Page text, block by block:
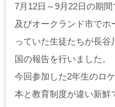
7月12日～9月22日の期
及びオークランド市でホ
っていた生徒たちが長
国の報告を行いました。
今回参加した2年生のロ
本と教育制度が違い新鮮